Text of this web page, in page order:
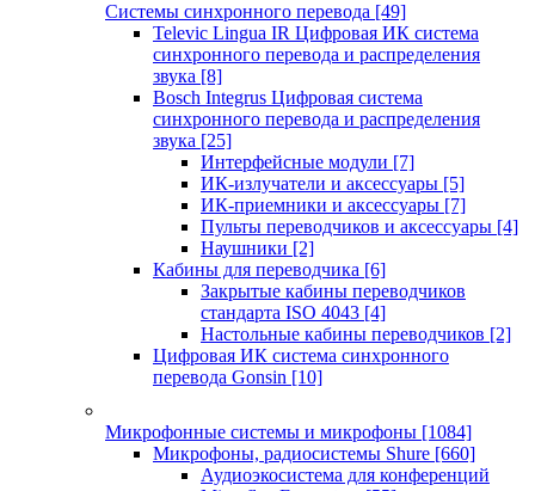
Системы синхронного перевода [49]
Televic Lingua IR Цифровая ИК система
синхронного перевода и распределения
звука [8]
Bosch Integrus Цифровая система
синхронного перевода и распределения
звука [25]
Интерфейсные модули [7]
ИК-излучатели и аксессуары [5]
ИК-приемники и аксессуары [7]
Пульты переводчиков и аксессуары [4]
Наушники [2]
Кабины для переводчика [6]
Закрытые кабины переводчиков
стандарта ISO 4043 [4]
Настольные кабины переводчиков [2]
Цифровая ИК система синхронного
перевода Gonsin [10]
Микрофонные системы и микрофоны [1084]
Микрофоны, радиосистемы Shure [660]
Аудиоэкосистема для конференций